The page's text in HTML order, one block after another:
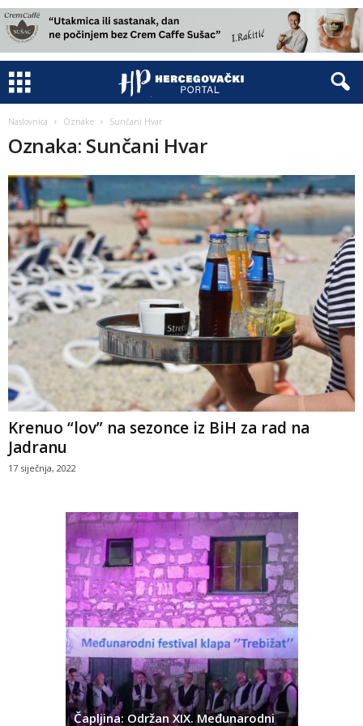
Naslovnica Oznake Sunčani Hvar
Oznaka: Sunčani Hvar
Krenuo “lov” na sezonce iz BiH za rad na
Jadranu
17 siječnja, 2022
Čapljina: Održan XIX. Međunarodni